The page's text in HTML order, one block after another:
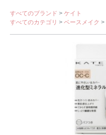
すべてのブランド > ケイト
すべてのカテゴリ > ベースメイク >